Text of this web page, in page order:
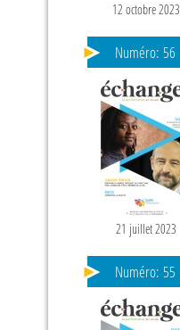
12 octobre 2023
Numéro: 56
21 juillet 2023
Numéro: 55